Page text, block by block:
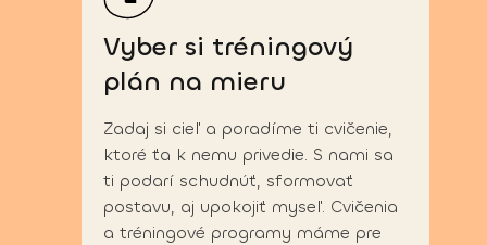
Vyber si tréningový
plán na mieru
Zadaj si cieľ a poradíme ti cvičenie,
ktoré ťa k nemu privedie. S nami sa
ti podarí schudnúť, sformovať
postavu, aj upokojiť myseľ. Cvičenia
a tréningové programy máme pre